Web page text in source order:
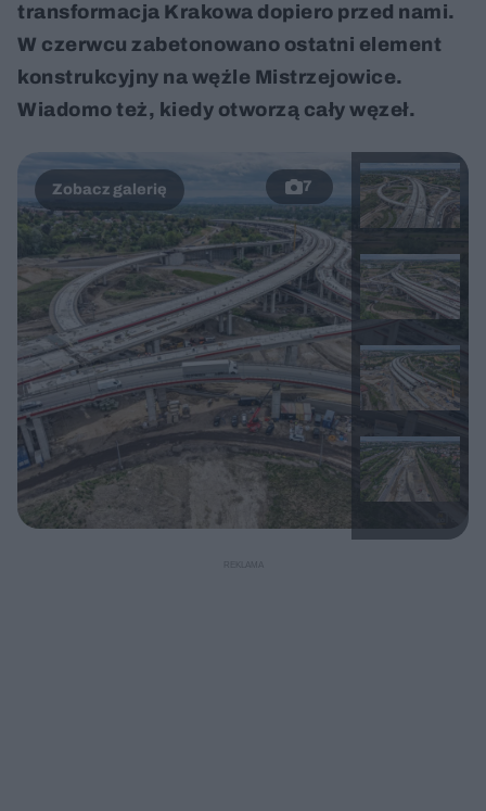
transformacja Krakowa dopiero przed nami.
W czerwcu zabetonowano ostatni element
konstrukcyjny na węźle Mistrzejowice.
Wiadomo też, kiedy otworzą cały węzeł.
7